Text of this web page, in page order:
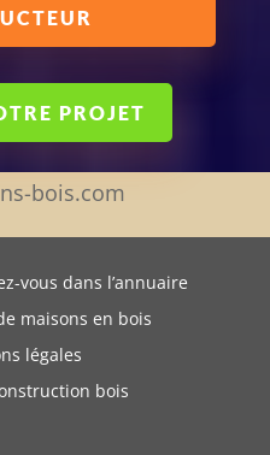
PROJET
bois.com
vous dans l’annuaire
maisons en bois
légales
bois